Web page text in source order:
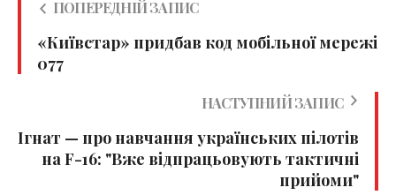
ПОПЕРЕДНІЙ ЗАПИС
«Київстар» придбав код мобільної мережі
077
НАСТУПНИЙ ЗАПИС
Ігнат — про навчання українських пілотів
на F-16: "Вже відпрацьовують тактичні
прийоми"